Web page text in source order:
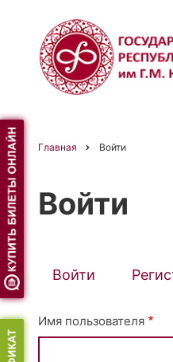
основному
содержанию
Главная Войти
Войти
tabs
Войти (активная
Имя пользователя